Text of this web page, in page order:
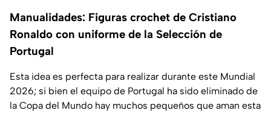
Manualidades: Figuras crochet de Cristiano
Ronaldo con uniforme de la Selección de
Portugal
Esta idea es perfecta para realizar durante este Mundial
2026; si bien el equipo de Portugal ha sido eliminado de
la Copa del Mundo hay muchos pequeños que aman esta